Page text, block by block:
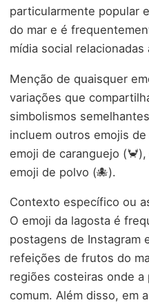
particularmente popular
do mar e é
mídia social relacionadas
Menção de quaisquer
variações que
simbolismos
incluem outros emojis
emoji de caranguejo
emoji de polvo (🐙).
Contexto específico ou
O emoji da lagosta é
postagens de Instagram
refeições de frutos do
regiões costeiras onde a
comum. Além disso, em